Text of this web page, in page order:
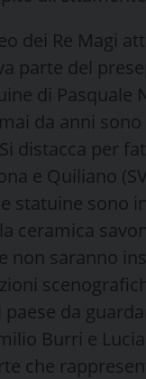
dei Re Magi
parte del
di Pasquale
da anni
distacca per
e Quiliano
statuine sono
ceramica
non saranno
da
Burri e
che